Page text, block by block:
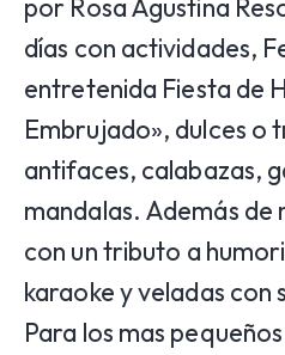
por Rosa Agustina
días con actividades,
entretenida Fiesta de
Embrujado», dulces o
antifaces, calabazas,
mandalas. Además
con un tributo a
karaoke y veladas
Para los mas